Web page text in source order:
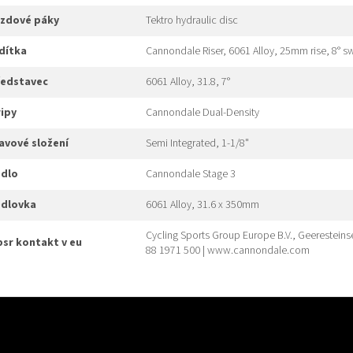
páky
Tektro hydraulic disc
Cannondale Riser, 6061 Alloy, 25mm rise, 8°
6061 Alloy, 31.8, 7°
Cannondale Dual-Density
složení
Semi Integrated, 1-1/8"
Cannondale Stage 3
6061 Alloy, 31.6 x 350mm
kontakt v eu
Cycling Sports Group Europe B.V.,
88 1971 500 | www.cannondale.com